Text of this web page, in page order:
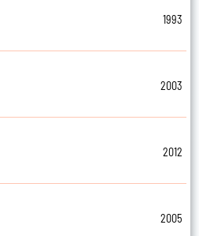
1993
2003
2012
2005